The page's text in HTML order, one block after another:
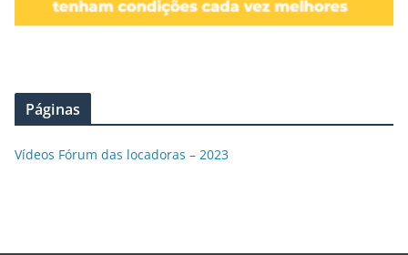
Páginas
Vídeos Fórum das locadoras – 2023